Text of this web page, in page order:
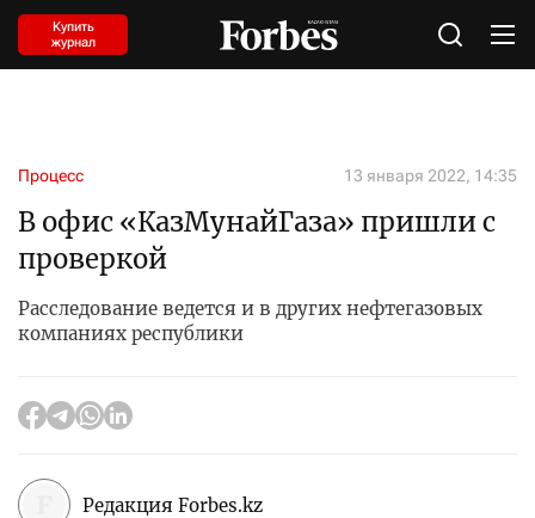
Купить
журнал
Процесс 13 января 2022, 14:35
В офис «КазМунайГаза» пришли с
проверкой
Расследование ведется и в других нефтегазовых
компаниях республики
Редакция Forbes.kz